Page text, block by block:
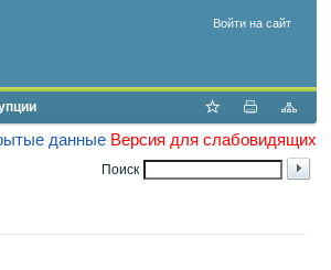
Войти на сайт
данные Версия для слабовидящих
Поиск